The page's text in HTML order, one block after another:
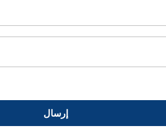
إرسال